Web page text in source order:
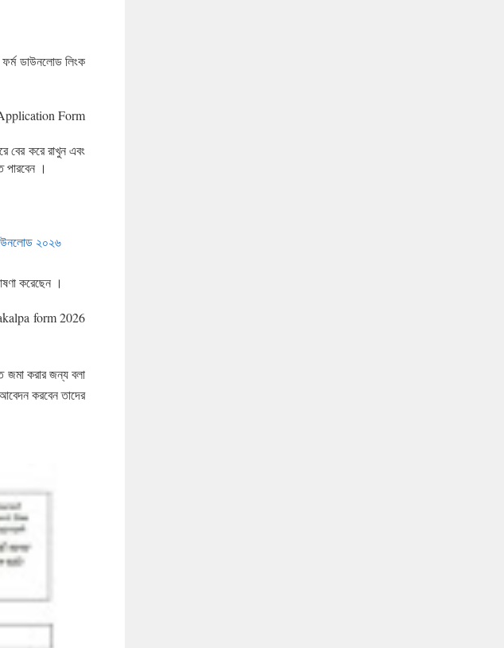
ডাউনলোড লিংক
Application Form
বের করে রাখুন এবং
পারবেন ।
২০২৬
করেছেন ।
form 2026
জমা করার জন্য বলা
আবেদন করবেন তাদের